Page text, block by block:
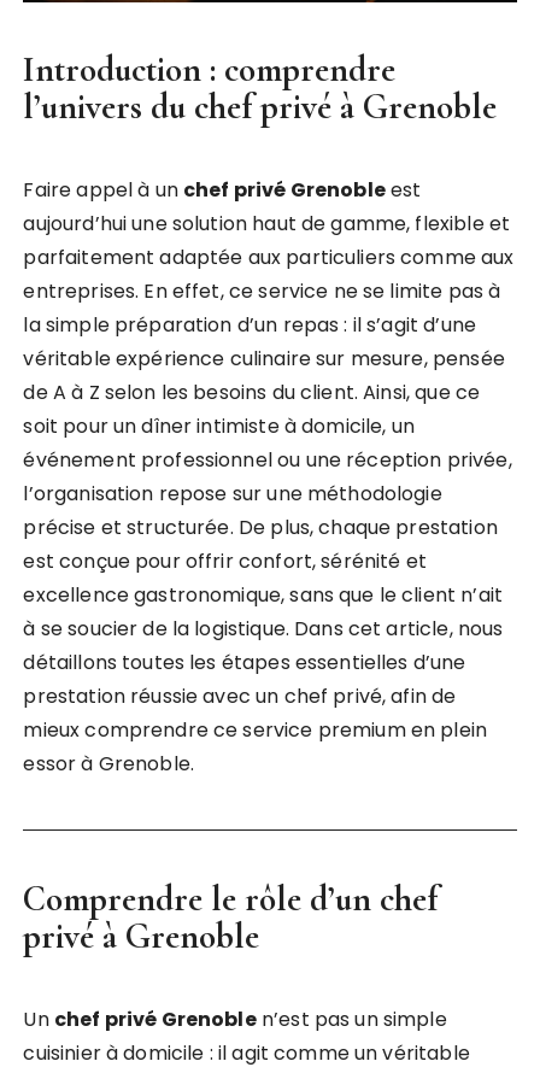
Introduction : comprendre
l’univers du chef privé à Grenoble
Faire appel à un chef privé Grenobleest
aujourd’hui une solution haut de gamme, flexible et
parfaitement adaptée aux particuliers comme aux
entreprises. En effet, ce service ne se limite pas à
la simple préparation d’un repas : il s’agit d’une
véritable expérience culinaire sur mesure, pensée
de A à Z selon les besoins du client. Ainsi, que ce
soit pour un dîner intimiste à domicile, un
événement professionnel ou une réception privée,
l’organisation repose sur une méthodologie
précise et structurée. De plus, chaque prestation
est conçue pour offrir confort, sérénité et
excellence gastronomique, sans que le client n’ait
à se soucier de la logistique. Dans cet article, nous
détaillons toutes les étapes essentielles d’une
prestation réussie avec un chef privé, afin de
mieux comprendre ce service premium en plein
essor à Grenoble.
Comprendre le rôle d’un chef
privé à Grenoble
Un chef privé Grenoblen’est pas un simple
cuisinier à domicile : il agit comme un véritable